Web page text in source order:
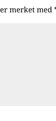
merket med